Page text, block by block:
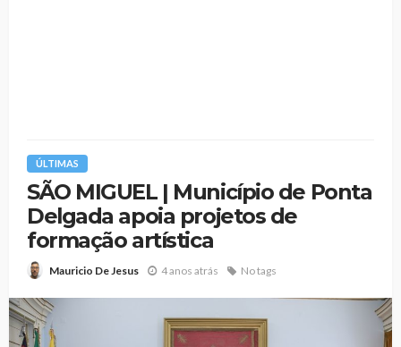
ÚLTIMAS
SÃO MIGUEL | Município de Ponta
Delgada apoia projetos de
formação artística
Mauricio De Jesus 4 anos atrás No tags